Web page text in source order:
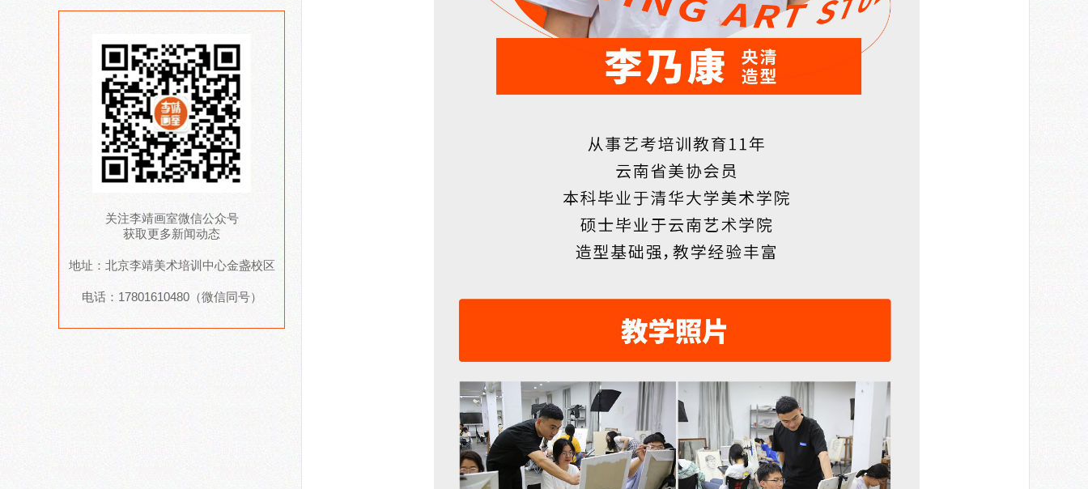
关注李靖画室微信公众号
获取更多新闻动态
地址：北京李靖美术培训中心金盏校区
电话：17801610480（微信同号）